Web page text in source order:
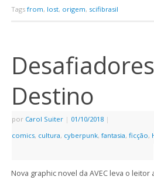
Tags from, lost, origem, scifibrasil
Destino
por Carol Suiter | 01/10/2018 |
comics, cultura, cyberpunk, fantasia, ficção,
Nova graphic novel da AVEC leva o